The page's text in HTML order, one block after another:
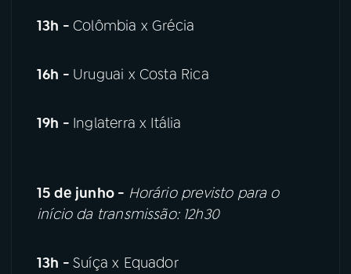
13h - Colômbia x Grécia
16h - Uruguai x Costa Rica
19h - Inglaterra x Itália
15 de junho - Horário previsto para o
início da transmissão: 12h30
13h -Suíça x Equador